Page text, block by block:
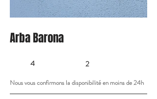
Arba Barona
4 2
Nous vous confirmons la disponibilité en moins de 24h